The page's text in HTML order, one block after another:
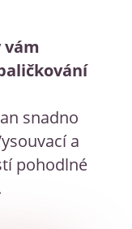
vám
snadno
a
pohodlné